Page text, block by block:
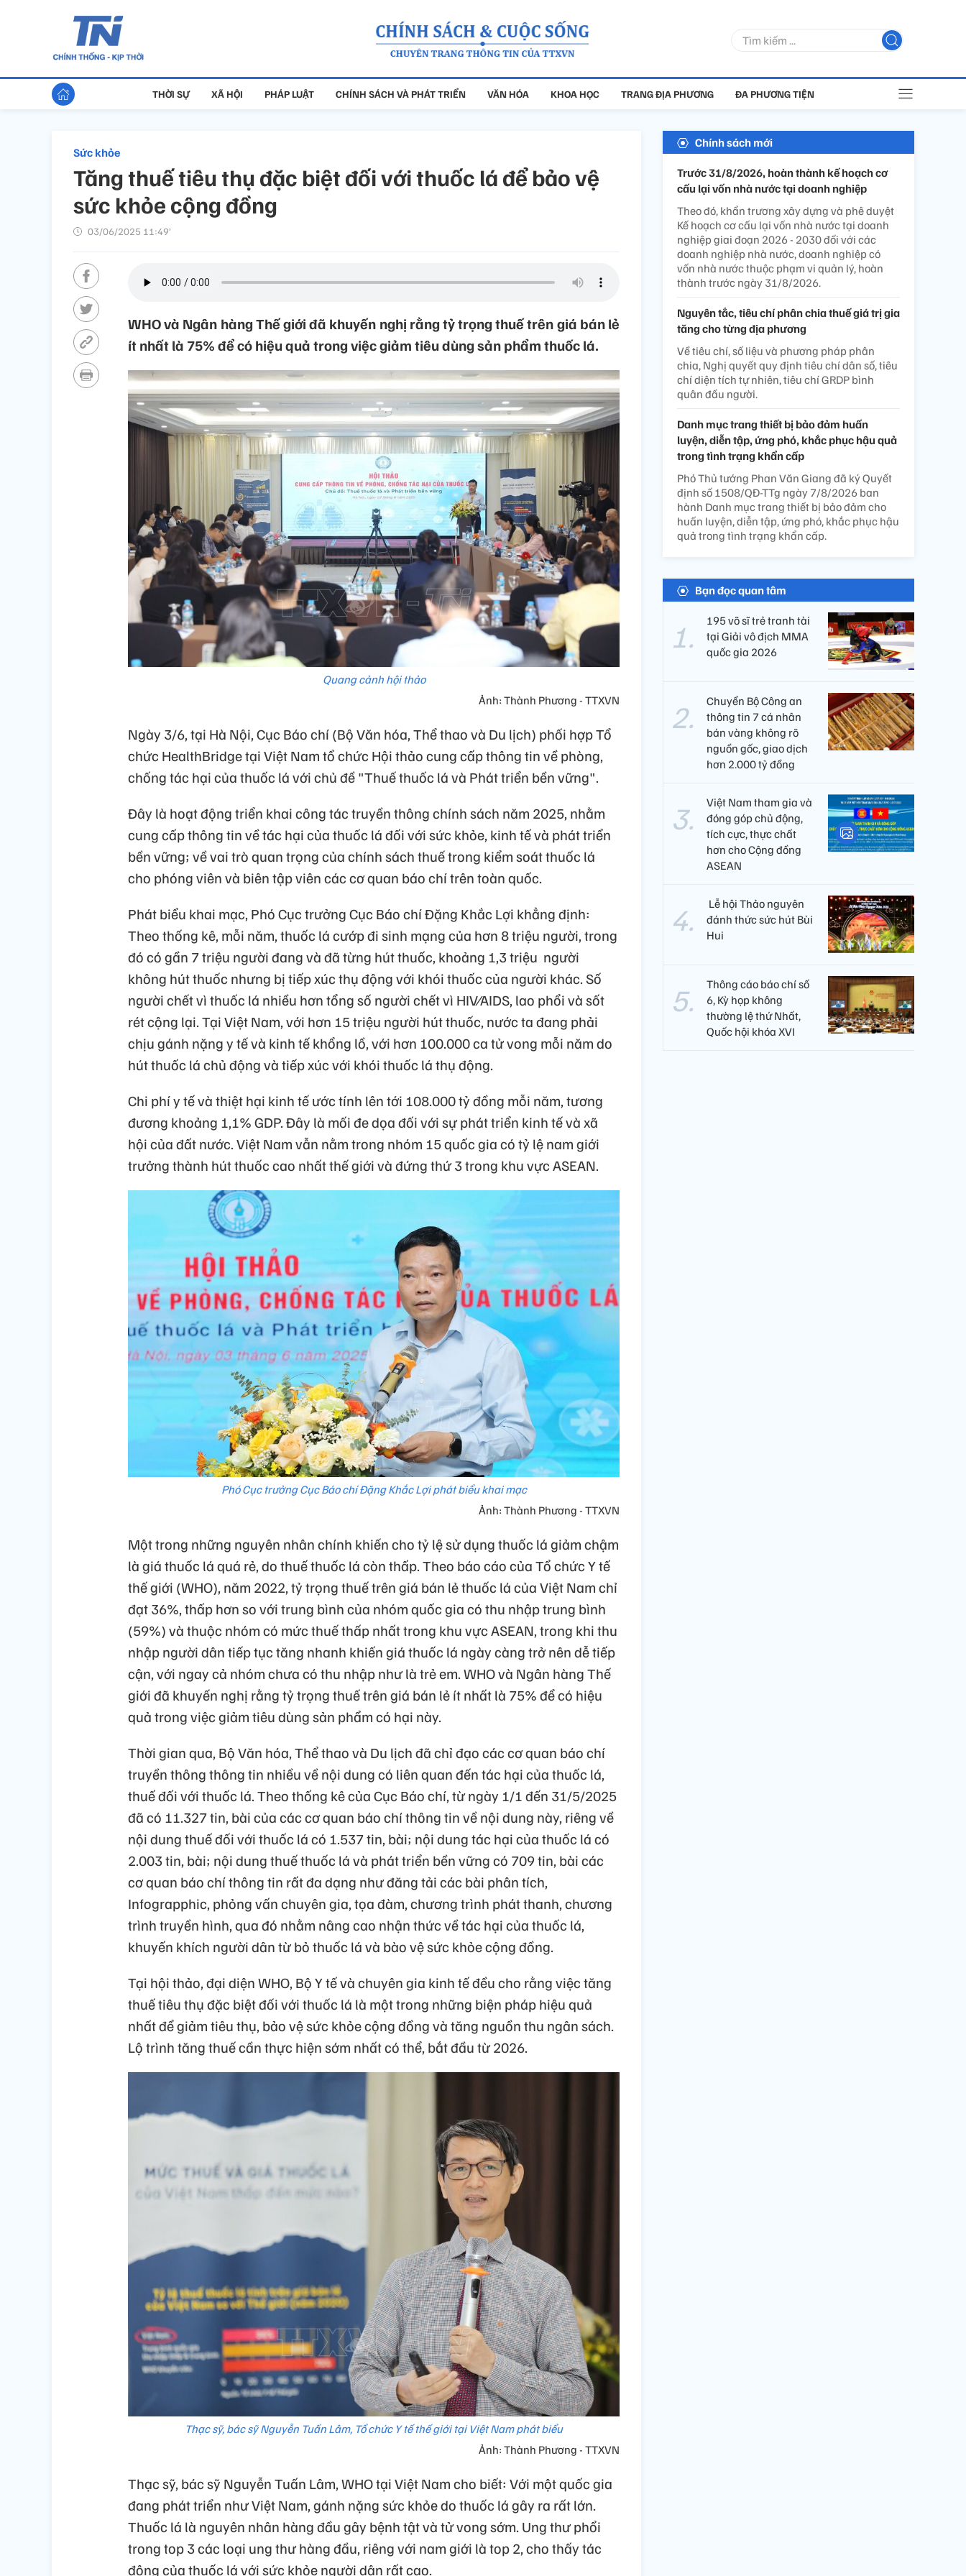
THỜI SỰ XÃ HỘI PHÁP LUẬT CHÍNH SÁCH VÀ PHÁT TRIỂN VĂN HÓA KHOA HỌC TRANG ĐỊA PHƯƠNG ĐA PHƯƠNG TIỆN
Sức khỏe
Tăng thuế tiêu thụ đặc biệt đối với thuốc lá để bảo vệ
sức khỏe cộng đồng
03/06/2025 11:49’
WHO và Ngân hàng Thế giới đã khuyến nghị rằng tỷ trọng thuế trên giá bán lẻ
ít nhất là 75% để có hiệu quả trong việc giảm tiêu dùng sản phẩm thuốc lá.
Quang cảnh hội thảo
Ảnh: Thành Phương - TTXVN
Ngày 3/6, tại Hà Nội, Cục Báo chí (Bộ Văn hóa, Thể thao và Du lịch) phối hợp Tổ
chức HealthBridge tại Việt Nam tổ chức Hội thảo cung cấp thông tin về phòng,
chống tác hại của thuốc lá với chủ đề "Thuế thuốc lá và Phát triển bền vững".
Đây là hoạt động triển khai công tác truyền thông chính sách năm 2025, nhằm
cung cấp thông tin về tác hại của thuốc lá đối với sức khỏe, kinh tế và phát triển
bền vững; về vai trò quan trọng của chính sách thuế trong kiểm soát thuốc lá
cho phóng viên và biên tập viên các cơ quan báo chí trên toàn quốc.
Phát biểu khai mạc, Phó Cục trưởng Cục Báo chí Đặng Khắc Lợi khẳng định:
Theo thống kê, mỗi năm, thuốc lá cướp đi sinh mạng của hơn 8 triệu người, trong
đó có gần 7 triệu người đang và đã từng hút thuốc, khoảng 1,3 triệu người
không hút thuốc nhưng bị tiếp xúc thụ động với khói thuốc của người khác. Số
người chết vì thuốc lá nhiều hơn tổng số người chết vì HIV⁄AIDS, lao phổi và sốt
rét cộng lại. Tại Việt Nam, với hơn 15 triệu người hút thuốc, nước ta đang phải
chịu gánh nặng y tế và kinh tế khổng lồ, với hơn 100.000 ca tử vong mỗi năm do
hút thuốc lá chủ động và tiếp xúc với khói thuốc lá thụ động.
Chi phí y tế và thiệt hại kinh tế ước tính lên tới 108.000 tỷ đồng mỗi năm, tương
đương khoảng 1,1% GDP. Đây là mối đe dọa đối với sự phát triển kinh tế và xã
hội của đất nước. Việt Nam vẫn nằm trong nhóm 15 quốc gia có tỷ lệ nam giới
trưởng thành hút thuốc cao nhất thế giới và đứng thứ 3 trong khu vực ASEAN.
Phó Cục trưởng Cục Báo chí Đặng Khắc Lợi phát biểu khai mạc
Ảnh: Thành Phương - TTXVN
Một trong những nguyên nhân chính khiến cho tỷ lệ sử dụng thuốc lá giảm chậm
là giá thuốc lá quá rẻ, do thuế thuốc lá còn thấp. Theo báo cáo của Tổ chức Y tế
thế giới (WHO), năm 2022, tỷ trọng thuế trên giá bán lẻ thuốc lá của Việt Nam chỉ
đạt 36%, thấp hơn so với trung bình của nhóm quốc gia có thu nhập trung bình
(59%) và thuộc nhóm có mức thuế thấp nhất trong khu vực ASEAN, trong khi thu
nhập người dân tiếp tục tăng nhanh khiến giá thuốc lá ngày càng trở nên dễ tiếp
cận, với ngay cả nhóm chưa có thu nhập như là trẻ em. WHO và Ngân hàng Thế
giới đã khuyến nghị rằng tỷ trọng thuế trên giá bán lẻ ít nhất là 75% để có hiệu
quả trong việc giảm tiêu dùng sản phẩm có hại này.
Thời gian qua, Bộ Văn hóa, Thể thao và Du lịch đã chỉ đạo các cơ quan báo chí
truyền thông thông tin nhiều về nội dung có liên quan đến tác hại của thuốc lá,
thuế đối với thuốc lá. Theo thống kê của Cục Báo chí, từ ngày 1/1 đến 31/5/2025
đã có 11.327 tin, bài của các cơ quan báo chí thông tin về nội dung này, riêng về
nội dung thuế đối với thuốc lá có 1.537 tin, bài; nội dung tác hại của thuốc lá có
2.003 tin, bài; nội dung thuế thuốc lá và phát triển bền vững có 709 tin, bài các
cơ quan báo chí thông tin rất đa dạng như đăng tải các bài phân tích,
Infograpphic, phỏng vấn chuyên gia, tọa đàm, chương trình phát thanh, chương
trình truyền hình, qua đó nhằm nâng cao nhận thức về tác hại của thuốc lá,
khuyến khích người dân từ bỏ thuốc lá và bào vệ sức khỏe cộng đồng.
Tại hội thảo, đại diện WHO, Bộ Y tế và chuyên gia kinh tế đều cho rằng việc tăng
thuế tiêu thụ đặc biệt đối với thuốc lá là một trong những biện pháp hiệu quả
nhất để giảm tiêu thụ, bảo vệ sức khỏe cộng đồng và tăng nguồn thu ngân sách.
Lộ trình tăng thuế cần thực hiện sớm nhất có thể, bắt đầu từ 2026.
Thạc sỹ, bác sỹ Nguyễn Tuấn Lâm, Tổ chức Y tế thế giới tại Việt Nam phát biểu
Ảnh: Thành Phương - TTXVN
Thạc sỹ, bác sỹ Nguyễn Tuấn Lâm, WHO tại Việt Nam cho biết: Với một quốc gia
đang phát triển như Việt Nam, gánh nặng sức khỏe do thuốc lá gây ra rất lớn.
Thuốc lá là nguyên nhân hàng đầu gây bệnh tật và tử vong sớm. Ung thư phổi
trong top 3 các loại ung thư hàng đầu, riêng với nam giới là top 2, cho thấy tác
động của thuốc lá với sức khỏe người dân rất cao.
Chính sách mới
Trước 31/8/2026, hoàn thành kế hoạch cơ
cấu lại vốn nhà nước tại doanh nghiệp
Theo đó, khẩn trương xây dựng và phê duyệt
Kế hoạch cơ cấu lại vốn nhà nước tại doanh
nghiệp giai đoạn 2026 - 2030 đối với các
doanh nghiệp nhà nước, doanh nghiệp có
vốn nhà nước thuộc phạm vi quản lý, hoàn
thành trước ngày 31/8/2026.
Nguyên tắc, tiêu chí phân chia thuế giá trị gia
tăng cho từng địa phương
Về tiêu chí, số liệu và phương pháp phân
chia, Nghị quyết quy định tiêu chí dân số, tiêu
chí diện tích tự nhiên, tiêu chí GRDP bình
quân đầu người.
Danh mục trang thiết bị bảo đảm huấn
luyện, diễn tập, ứng phó, khắc phục hậu quả
trong tình trạng khẩn cấp
Phó Thủ tướng Phan Văn Giang đã ký Quyết
định số 1508/QĐ-TTg ngày 7/8/2026 ban
hành Danh mục trang thiết bị bảo đảm cho
huấn luyện, diễn tập, ứng phó, khắc phục hậu
quả trong tình trạng khẩn cấp.
Bạn đọc quan tâm
195 võ sĩ trẻ tranh tài
tại Giải vô địch MMA
quốc gia 2026
Chuyển Bộ Công an
thông tin 7 cá nhân
bán vàng không rõ
nguồn gốc, giao dịch
hơn 2.000 tỷ đồng
Việt Nam tham gia và
đóng góp chủ động,
tích cực, thực chất
hơn cho Cộng đồng
ASEAN
​ Lễ hội Thảo nguyên
đánh thức sức hút Bùi
Hui
Thông cáo báo chí số
6, Kỳ họp không
thường lệ thứ Nhất,
Quốc hội khóa XVI